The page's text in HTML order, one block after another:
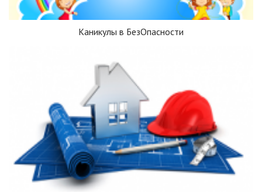
Каникулы в БезОпасности